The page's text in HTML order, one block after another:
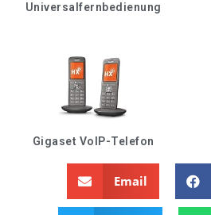
Universalfernbedienung
Gigaset VoIP-Telefon
Email